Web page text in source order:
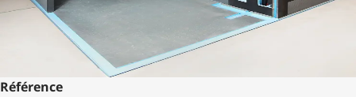
Référence